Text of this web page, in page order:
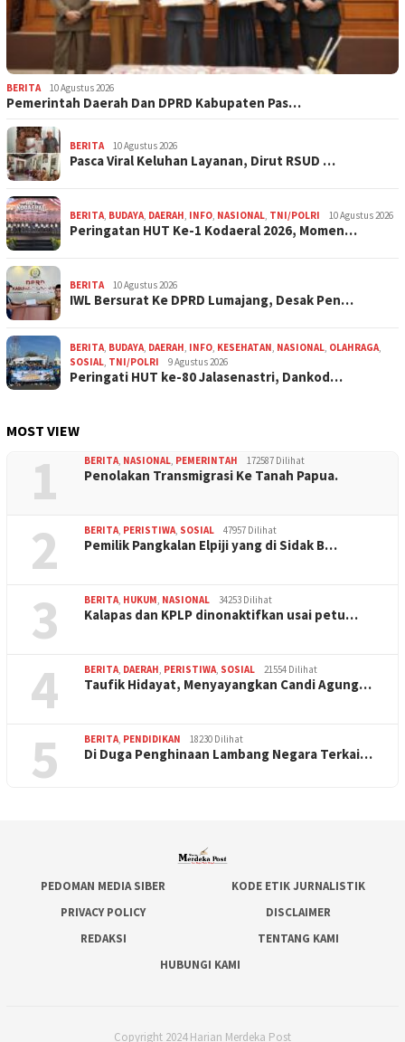
BERITA 10 Agustus 2026
Pemerintah Daerah Dan DPRD Kabupaten Pas…
BERITA 10 Agustus 2026
Pasca Viral Keluhan Layanan, Dirut RSUD …
BERITA, BUDAYA, DAERAH, INFO, NASIONAL, TNI/POLRI 10 Agustus 2026
Peringatan HUT Ke-1 Kodaeral 2026, Momen…
BERITA 10 Agustus 2026
IWL Bersurat Ke DPRD Lumajang, Desak Pen…
BERITA, BUDAYA, DAERAH, INFO, KESEHATAN, NASIONAL, OLAHRAGA,
SOSIAL, TNI/POLRI 9 Agustus 2026
Peringati HUT ke-80 Jalasenastri, Dankod…
MOST VIEW
1 BERITA, NASIONAL, PEMERINTAH 172587 Dilihat
Penolakan Transmigrasi Ke Tanah Papua.
2 BERITA, PERISTIWA, SOSIAL 47957 Dilihat
Pemilik Pangkalan Elpiji yang di Sidak B…
3 BERITA, HUKUM, NASIONAL 34253 Dilihat
Kalapas dan KPLP dinonaktifkan usai petu…
4 BERITA, DAERAH, PERISTIWA, SOSIAL 21554 Dilihat
Taufik Hidayat, Menyayangkan Candi Agung…
5 BERITA, PENDIDIKAN 18230 Dilihat
Di Duga Penghinaan Lambang Negara Terkai…
PEDOMAN MEDIA SIBER
KODE ETIK JURNALISTIK
PRIVACY POLICY
DISCLAIMER
REDAKSI
TENTANG KAMI
HUBUNGI KAMI
Copyright 2024 Harian Merdeka Post